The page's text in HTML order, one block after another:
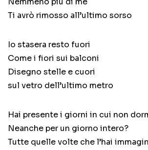
Ti avrò rimosso all’ultimo sorso
Io stasera resto fuori
Come i fiori sui balconi
Disegno stelle e cuori
sul vetro dell’ultimo metro
Hai presente i giorni in cui non
Neanche per un giorno intero?
Tutte quelle volte che l’hai